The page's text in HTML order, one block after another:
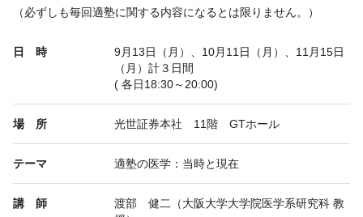
（必ずしも毎回適塾に関する内容になるとは限りません。）
日 時
9月13日（月）、10月11日（月）、11月15日
（月）計３日間
( 各日18:30～20:00)
場 所 光世証券本社 11階 GTホール
テーマ 適塾の医学：当時と現在
講 師
渡部 健二（大阪大学大学院医学系研究科 教